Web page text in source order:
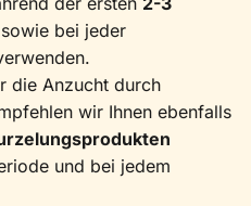
bei jeder
die Anzucht durch
wir Ihnen ebenfalls
und bei jedem